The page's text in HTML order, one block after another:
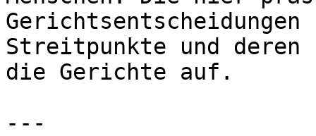
Streitpunkte und deren
die Gerichte auf.
---